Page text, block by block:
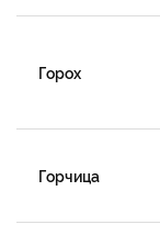
Горох
Горчица